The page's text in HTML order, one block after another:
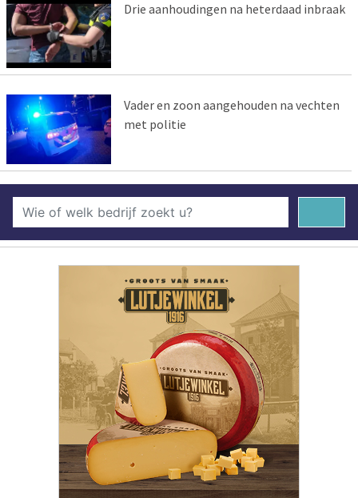
Drie aanhoudingen na heterdaad inbraak
Vader en zoon aangehouden na vechten
met politie